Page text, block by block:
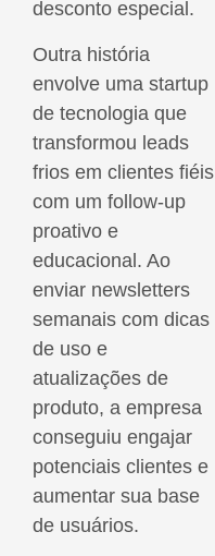
desconto especial.
Outra história
envolve uma startup
de tecnologia que
transformou leads
frios em clientes fiéis
com um follow-up
proativo e
educacional. Ao
enviar newsletters
semanais com dicas
de uso e
atualizações de
produto, a empresa
conseguiu engajar
potenciais clientes e
aumentar sua base
de usuários.